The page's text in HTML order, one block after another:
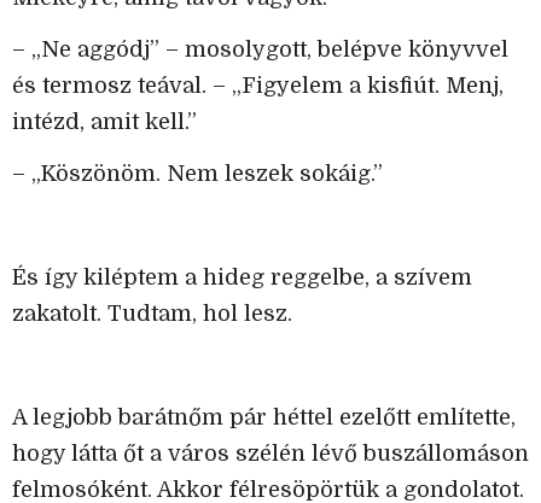
– „Ne aggódj” – mosolygott, belépve könyvvel
és termosz teával. – „Figyelem a kisfiút. Menj,
intézd, amit kell.”
– „Köszönöm. Nem leszek sokáig.”
És így kiléptem a hideg reggelbe, a szívem
zakatolt. Tudtam, hol lesz.
A legjobb barátnőm pár héttel ezelőtt említette,
hogy látta őt a város szélén lévő buszállomáson
felmosóként. Akkor félresöpörtük a gondolatot.